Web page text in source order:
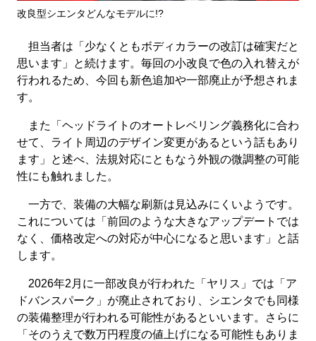
改良型シエンタどんなモデルに!?
担当者は「少なくともボディカラーの改訂は確実だと
思います」と続けます。毎回の小改良で色の入れ替えが
行われるため、今回も新色追加や一部廃止が予想されま
す。
また「ヘッドライトのオートレベリング義務化に合わ
せて、ライト周辺のデザイン変更があるという話もあり
ます」と述べ、法規対応にともなう外観の微調整の可能
性にも触れました。
一方で、装備の大幅な刷新は見込みにくいようです。
これについては「前回のような大きなアップデートでは
なく、価格改定への対応が中心になると思います」と話
します。
2026年2月に一部改良が行われた「ヤリス」では「ア
ドバンスパーク」が廃止されており、シエンタでも同様
の装備整理が行われる可能性があるといいます。さらに
「そのうえで数万円程度の値上げになる可能性もありま